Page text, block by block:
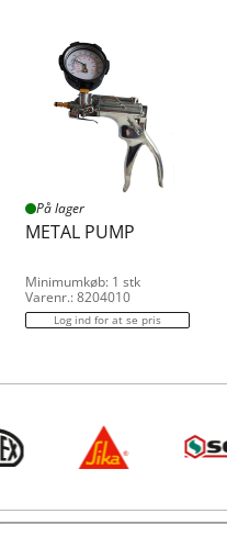
På lager
METAL PUMP
Minimumkøb: 1 stk
Varenr.: 8204010
Log ind for at se pris